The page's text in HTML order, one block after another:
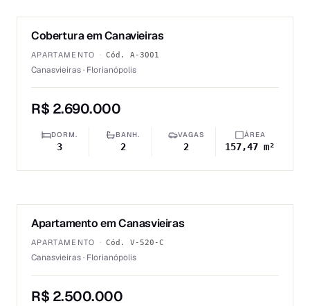
Cobertura em Canavieiras
APARTAMENTO · Cód. A-3001
Canasvieiras · Florianópolis
R$ 2.690.000
DORM.
3
BANH.
2
VAGAS
2
ÁREA
157,47 m²
Apartamento em Canasvieiras
APARTAMENTO · Cód. V-520-C
Canasvieiras · Florianópolis
R$ 2.500.000